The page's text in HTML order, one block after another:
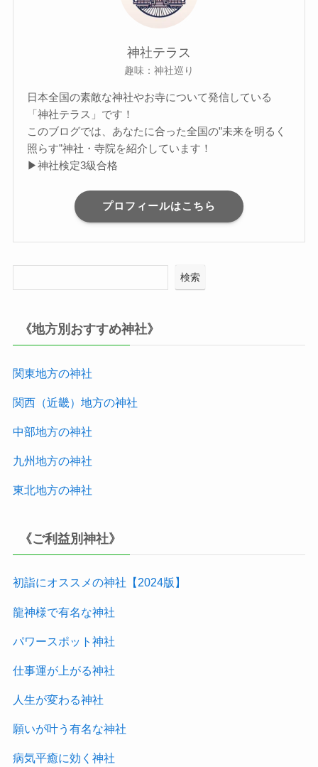
神社テラス
趣味：神社巡り
日本全国の素敵な神社やお寺について発信している
「神社テラス」です！
このブログでは、あなたに合った全国の”未来を明るく
照らす”神社・寺院を紹介しています！
▶神社検定3級合格
プロフィールはこちら
検索
《地方別おすすめ神社》
関東地方の神社
関西（近畿）地方の神社
中部地方の神社
九州地方の神社
東北地方の神社
《ご利益別神社》
初詣にオススメの神社【2024版 】
龍神様で有名な神社
パワースポット神社
仕事運が上がる神社
人生が変わる神社
願いが叶う有名な神社
病気平癒に効く神社